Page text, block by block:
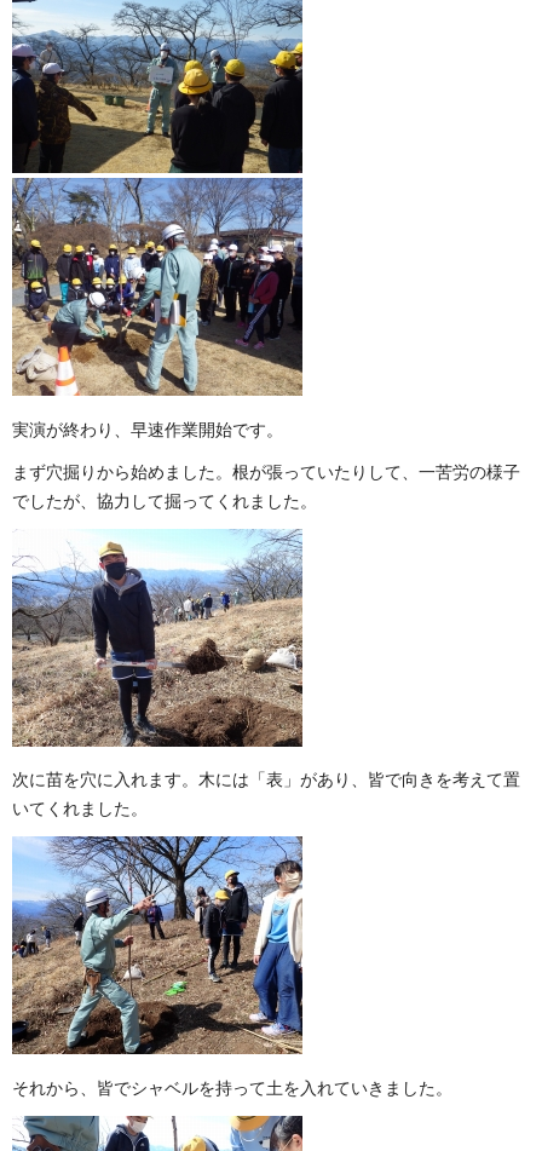
実演が終わり、早速作業開始です。
まず穴掘りから始めました。根が張っていたりして、一苦労の様子
でしたが、協力して掘ってくれました。
次に苗を穴に入れます。木には「表」があり、皆で向きを考えて置
いてくれました。
それから、皆でシャベルを持って土を入れていきました。